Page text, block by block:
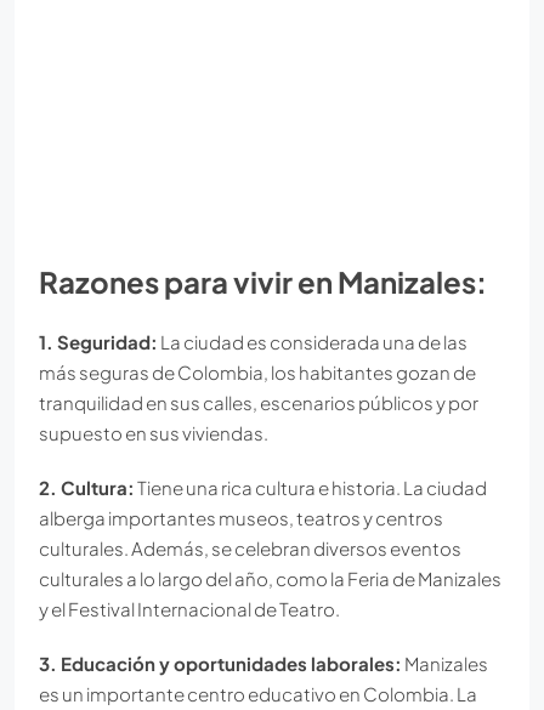
Razones para vivir en Manizales:
1. Seguridad: La ciudad es considerada una de las
más seguras de Colombia, los habitantes gozan de
tranquilidad en sus calles, escenarios públicos y por
supuesto en sus viviendas.
2. Cultura: Tiene una rica cultura e historia. La ciudad
alberga importantes museos, teatros y centros
culturales. Además, se celebran diversos eventos
culturales a lo largo del año, como la Feria de Manizales
y el Festival Internacional de Teatro.
3. Educacióny oportunidades laborales: Manizales
es un importante centro educativo en Colombia. La